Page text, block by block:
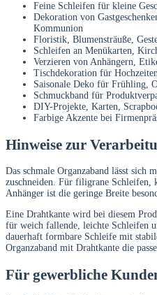
Feine Schleifen für kleine
Dekoration von
Kommunion
Floristik, Blumensträuße,
Schleifen an Menükarten,
Verzieren von Anhängern,
Tischdekoration für
Saisonale Deko für Frühling,
Schmuckband für
DIY-Projekte, Karten,
Farbige Akzente bei
Hinweise zur
Das schmale Organzaband lässt sich
zuschneiden. Für filigrane Schleifen,
Anhänger ist die geringe Breite
Eine Drahtkante wird bei diesem
für weich fallende, leichte Schleifen
dauerhaft formbare Schleife mit
Organzaband mit Drahtkante die
Für gewerbliche